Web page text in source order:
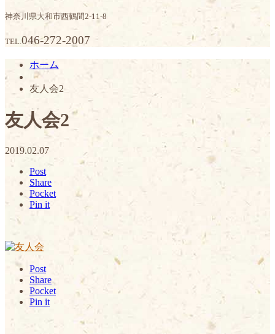
神奈川県大和市西鶴間2-11-8
TEL.046-272-2007
ホーム
友人会2
友人会2
2019.02.07
Post
Share
Pocket
Pin it
Post
Share
Pocket
Pin it